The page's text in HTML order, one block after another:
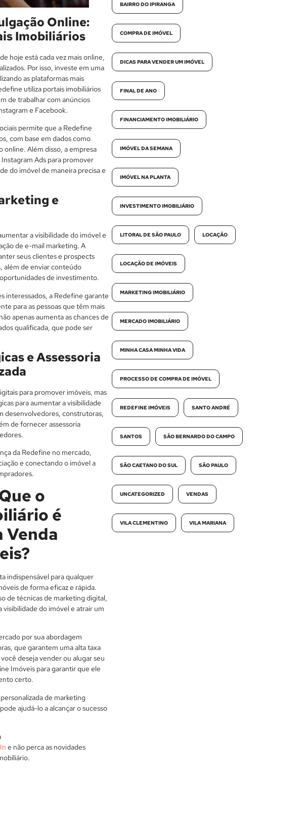
Online:
Imobiliários
hoje está cada vez mais online,
Por isso, investe em uma
as plataformas mais
utiliza portais imobiliários
de trabalhar com anúncios
e Facebook.
permite que a Redefine
com base em dados como
online. Além disso, a empresa
Ads para promover
do imóvel de maneira precisa e
e
a visibilidade do imóvel e
de e-mail marketing. A
seus clientes e prospects
além de enviar conteúdo
de investimento.
interessados, a Redefine garante
para as pessoas que têm mais
apenas aumenta as chances de
qualificada, que pode ser
e Assessoria
para promover imóveis, mas
para aumentar a visibilidade
desenvolvedores, construtoras,
de fornecer assessoria
da Redefine no mercado,
e conectando o imóvel a
o
é
Venda
indispensável para qualquer
de forma eficaz e rápida.
de técnicas de marketing digital,
do imóvel e atrair um
por sua abordagem
que garantem uma alta taxa
deseja vender ou alugar seu
Imóveis para garantir que ele
certo.
de marketing
ajudá-lo a alcançar o sucesso
e não perca as novidades
BAIRRO DO IPIRANGA
COMPRA DE IMÓVEL
DICAS PARA VENDER UM IMÓVEL
FINAL DE ANO
FINANCIAMENTO IMOBILIÁRIO
IMÓVEL DA SEMANA
IMÓVEL NA PLANTA
INVESTIMENTO IMOBILIÁRIO
LITORAL DE SÃO PAULO LOCAÇÃO
LOCAÇÃO DE IMÓVEIS
MARKETING IMOBILIÁRIO
MERCADO IMOBILIÁRIO
MINHA CASA MINHA VIDA
PROCESSO DE COMPRA DE IMÓVEL
REDEFINE IMÓVEIS SANTO ANDRÉ
SANTOS SÃO BERNARDO DO CAMPO
SÃO CAETANO DO SUL SÃO PAULO
UNCATEGORIZED VENDAS
VILA CLEMENTINO VILA MARIANA